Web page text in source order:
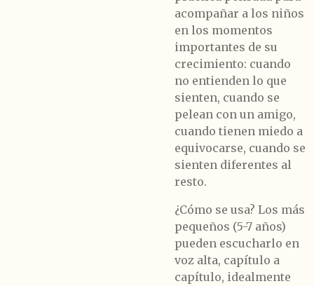
acompañar a los niños
en los momentos
importantes de su
crecimiento: cuando
no entienden lo que
sienten, cuando se
pelean con un amigo,
cuando tienen miedo a
equivocarse, cuando se
sienten diferentes al
resto.
¿Cómo se usa? Los más
pequeños (5-7 años)
pueden escucharlo en
voz alta, capítulo a
capítulo, idealmente